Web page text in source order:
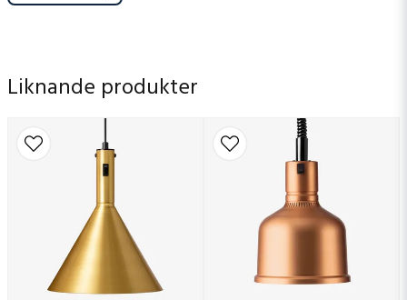
Liknande produkter